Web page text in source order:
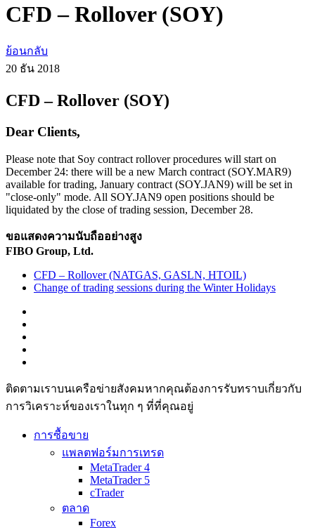
CFD – Rollover (SOY)
ย้อนกลับ
20 ธัน 2018
CFD – Rollover (SOY)
Dear Clients,
Please note that Soy contract rollover procedures will start on
December 24: there will be a new March contract (SOY.MAR9)
available for trading, January contract (SOY.JAN9) will be set in
"close-only" mode. All SOY.JAN9 open positions should be
liquidated by the close of trading session, December 28.
ขอแสดงความนับถืออย่างสูง
FIBO Group, Ltd.
CFD – Rollover (NATGAS, GASLN, HTOIL)
Change of trading sessions during the Winter Holidays
ติดตามเราบนเครือข่ายสังคมหากคุณต้องการรับทราบเกี่ยวกับ
การวิเ­คราะห์ของเราในทุก ๆ ที่ที่คุณอยู่
การซื้อขาย
แพลตฟอร์มการเทรด
MetaTrader 4
MetaTrader 5
cTrader
ตลาด
Forex